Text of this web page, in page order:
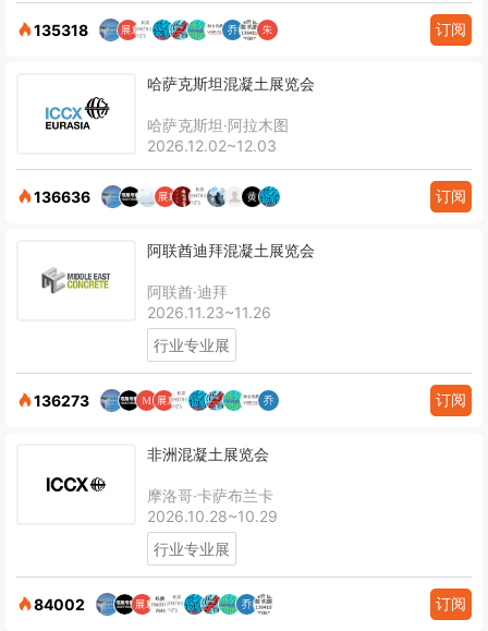
135318 订阅
哈萨克斯坦混凝土展览会
哈萨克斯坦·阿拉木图
2026.12.02~12.03
136636 订阅
阿联酋迪拜混凝土展览会
阿联酋·迪拜
2026.11.23~11.26
行业专业展
136273 订阅
非洲混凝土展览会
摩洛哥·卡萨布兰卡
2026.10.28~10.29
行业专业展
84002 订阅